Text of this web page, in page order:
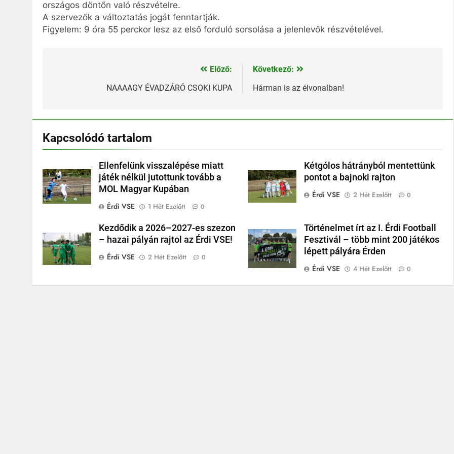
országos döntőn való részvételre.
A szervezők a változtatás jogát fenntartják.
Figyelem: 9 óra 55 perckor lesz az első forduló sorsolása a jelenlevők részvételével.
Előző:
NAAAAGY ÉVADZÁRÓ CSOKI KUPA
Következő:
Hárman is az élvonalban!
Kapcsolódó tartalom
Ellenfelünk visszalépése miatt
játék nélkül jutottunk tovább a
MOL Magyar Kupában
Érdi VSE
1 Hét Ezelőtt 0
Kétgólos hátrányból mentettünk
pontot a bajnoki rajton
Érdi VSE
2 Hét Ezelőtt 0
Kezdődik a 2026–2027-es szezon
– hazai pályán rajtol az Érdi VSE!
Érdi VSE
2 Hét Ezelőtt 0
Történelmet írt az I. Érdi Football
Fesztivál – több mint 200 játékos
lépett pályára Érden
Érdi VSE
4 Hét Ezelőtt 0